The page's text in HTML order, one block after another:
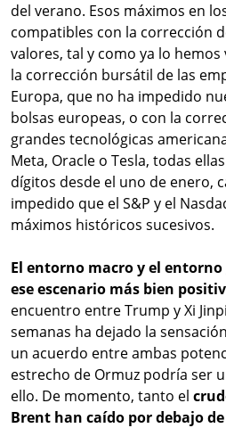
del verano. Esos máximos en
compatibles con la corrección
valores, tal y como ya lo
la corrección bursátil de las
Europa, que no ha impedido
bolsas europeas, o con la
grandes tecnológicas
Meta, Oracle o Tesla, todas
dígitos desde el uno de enero,
impedido que el S&P y el
máximos históricos sucesivos.
El entorno macro y el
ese escenario más bien
encuentro entre Trump y Xi
semanas ha dejado la
un acuerdo entre ambas
estrecho de Ormuz podría ser
ello. De momento, tanto el
Brent han caído por debajo